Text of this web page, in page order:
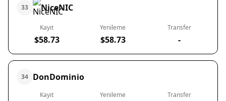
33 NiceNIC
Kayıt
$58.73
Yenileme
$58.73
Transfer
-
34 DonDominio
Kayıt Yenileme Transfer